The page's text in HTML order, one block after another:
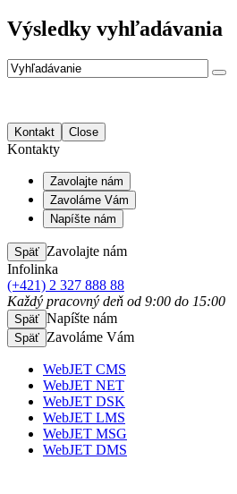
Výsledky vyhľadávania
Kontakt Close
Kontakty
Zavolajte nám
Zavoláme Vám
Napíšte nám
Späť Zavolajte nám
Infolinka
(+421) 2 327 888 88
Každý pracovný deň od 9:00 do 15:00
Späť Napíšte nám
Späť Zavoláme Vám
WebJET CMS
WebJET NET
WebJET DSK
WebJET LMS
WebJET MSG
WebJET DMS